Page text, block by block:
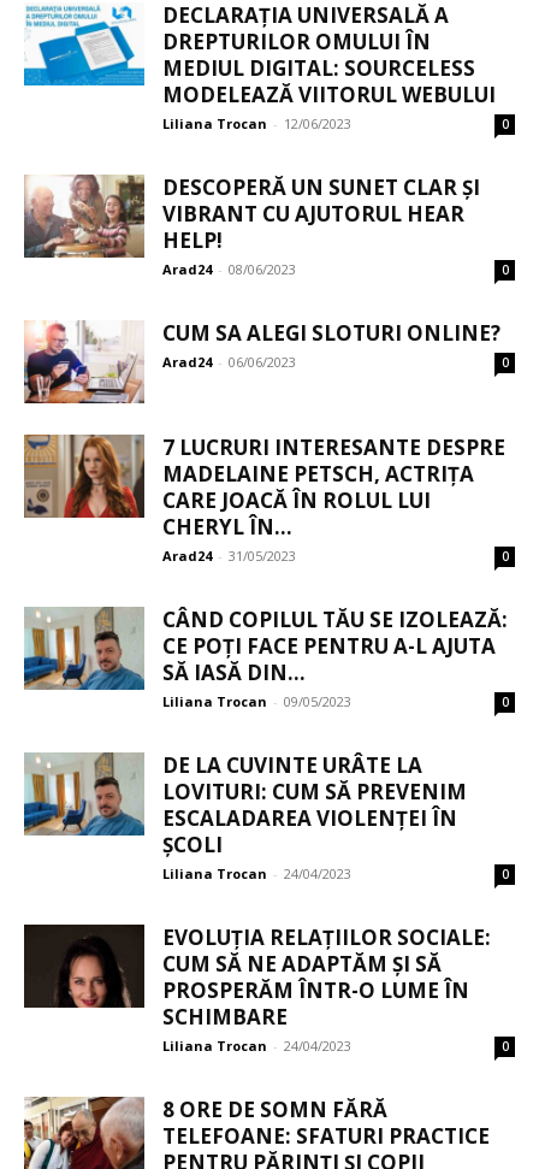
DECLARAȚIA UNIVERSALĂ A
DREPTURILOR OMULUI ÎN
MEDIUL DIGITAL: SOURCELESS
MODELEAZĂ VIITORUL WEBULUI
Liliana Trocan - 12/06/2023 0
DESCOPERĂ UN SUNET CLAR ȘI
VIBRANT CU AJUTORUL HEAR
HELP!
Arad24 - 08/06/2023 0
CUM SA ALEGI SLOTURI ONLINE?
Arad24 - 06/06/2023 0
7 LUCRURI INTERESANTE DESPRE
MADELAINE PETSCH, ACTRIȚA
CARE JOACĂ ÎN ROLUL LUI
CHERYL ÎN...
Arad24 - 31/05/2023 0
CÂND COPILUL TĂU SE IZOLEAZĂ:
CE POȚI FACE PENTRU A-L AJUTA
SĂ IASĂ DIN...
Liliana Trocan - 09/05/2023 0
DE LA CUVINTE URÂTE LA
LOVITURI: CUM SĂ PREVENIM
ESCALADAREA VIOLENȚEI ÎN
ȘCOLI
Liliana Trocan - 24/04/2023 0
EVOLUȚIA RELAȚIILOR SOCIALE:
CUM SĂ NE ADAPTĂM ȘI SĂ
PROSPERĂM ÎNTR-O LUME ÎN
SCHIMBARE
Liliana Trocan - 24/04/2023 0
8 ORE DE SOMN FĂRĂ
TELEFOANE: SFATURI PRACTICE
PENTRU PĂRINȚI ȘI COPII